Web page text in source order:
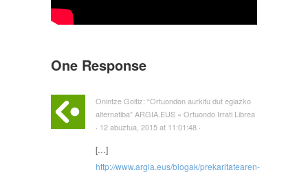
One Response
Onintze Goitiz: “Ortuondon aurkitu dut egiazko
alternatiba” ARGIA.EUS « Ortuondo Irrati Librea
· 12 abuztua, 2015 at 11:01:48 ·
[…]
http://www.argia.eus/blogak/prekaritatearen-